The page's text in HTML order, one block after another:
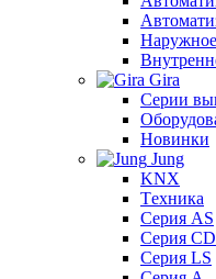
Gira
Серии
Новинки
Jung
KNX
Tехника
Серия AS
Серия CD
Серия LS